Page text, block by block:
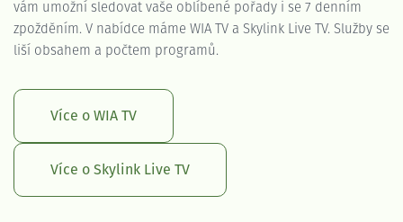
vám umožní sledovat vaše oblíbené pořady i se 7 denním
zpožděním. V nabídce máme WIA TV a Skylink Live TV. Služby se
liší obsahem a počtem programů.
Více o WIA TV
Více o Skylink Live TV